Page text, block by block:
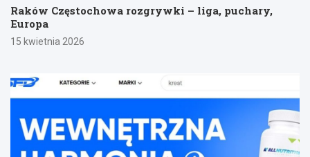
Raków Częstochowa rozgrywki – liga, puchary,
Europa
15 kwietnia 2026